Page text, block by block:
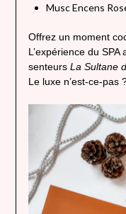
Musc Encens
Offrez un moment
L’expérience du
senteurs La Sultane
Le luxe n’est-ce-pas